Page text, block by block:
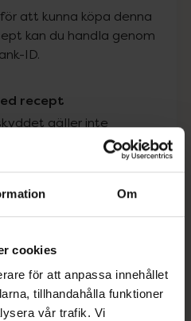
Om
cookies
för att anpassa innehållet
tillhandahålla funktioner
vår trafik. Vi
att kunna köpa denna
kan du handla genom
ID.
recept
gäller inte
kr
279,95 kr